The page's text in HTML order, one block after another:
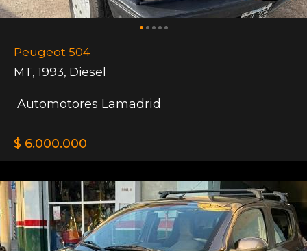
Peugeot 504
MT, 1993, Diesel
Automotores Lamadrid
$ 6.000.000